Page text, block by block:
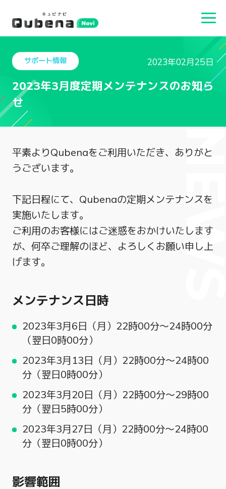
サポート情報 2023年02月25日
2023年3月度定期メンテナンスのお知ら
せ
平素よりQubenaをご利用いただき、ありがと
うございます。
下記日程にて、Qubenaの定期メンテナンスを
実施いたします。
ご利用のお客様にはご迷惑をおかけいたします
が、何卒ご理解のほど、よろしくお願い申し上
げます。
メンテナンス日時
2023年3月6日（月）22時00分～24時00分
（翌日0時00分）
2023年3月13日（月）22時00分～24時00
分（翌日0時00分）
2023年3月20日（月）22時00分～29時00
分（翌日5時00分）
2023年3月27日（月）22時00分～24時00
分（翌日0時00分）
影響範囲